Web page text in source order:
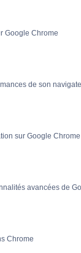
à Chrome. À
de Google
Google Chrome
de son
sur Google Chrome
avancées de
Chrome